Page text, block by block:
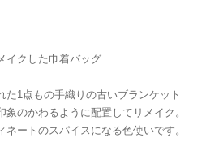
イクした巾着バッグ
た1点もの手織りの古いブランケット
のかわるように配置してリメイク。
ートのスパイスになる色使いです。